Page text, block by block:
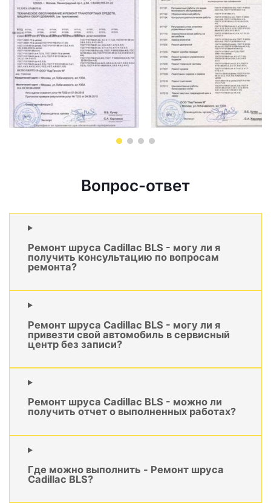
Вопрос-ответ
Ремонт шруса Cadillac BLS - могу ли я
получить консультацию по вопросам
ремонта?
Ремонт шруса Cadillac BLS - могу ли я
привезти свой автомобиль в сервисный
центр без записи?
Ремонт шруса Cadillac BLS - можно ли
получить отчет о выполненных работах?
Где можно выполнить - Ремонт шруса
Cadillac BLS?